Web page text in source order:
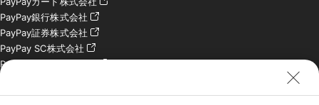
PayPay銀行株式会社
PayPay証券株式会社
PayPay SC株式会社
PayPay India Pvt. Ltd.
会社